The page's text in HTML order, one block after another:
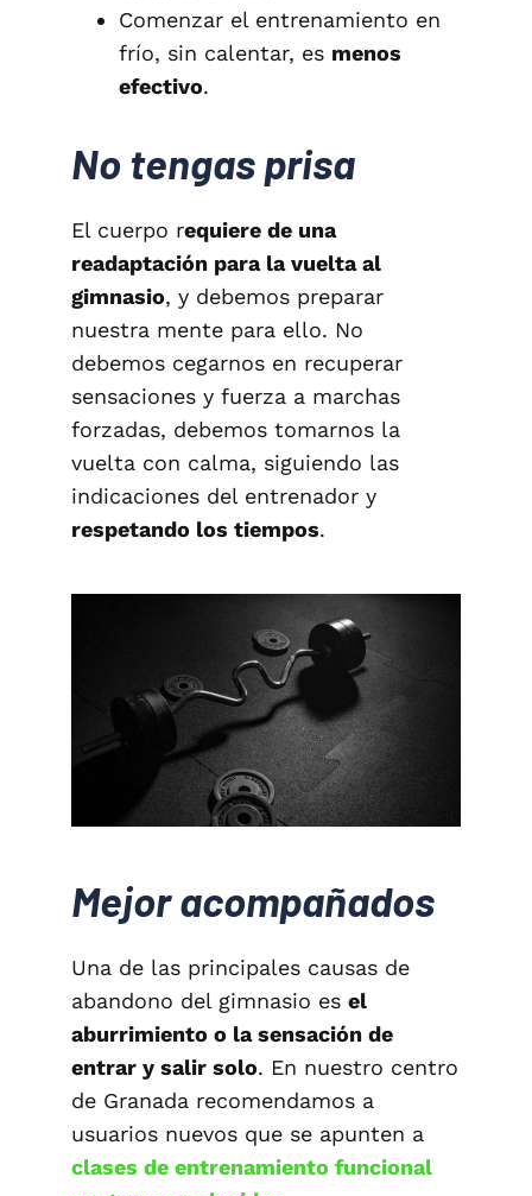
Comenzar el entrenamiento en
frío, sin calentar, es menos
efectivo.
No tengas prisa
El cuerpo requiere de una
readaptación para la vuelta al
gimnasio, y debemos preparar
nuestra mente para ello. No
debemos cegarnos en recuperar
sensaciones y fuerza a marchas
forzadas, debemos tomarnos la
vuelta con calma, siguiendo las
indicaciones del entrenador y
respetando los tiempos.
Mejor acompañados
Una de las principales causas de
abandono del gimnasio es el
aburrimiento o la sensación de
entrar y salir solo. En nuestro centro
de Granada recomendamos a
usuarios nuevos que se apunten a
clases de entrenamiento funcional